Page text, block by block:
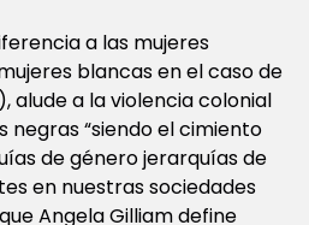
a las mujeres
blancas en el caso de
alude a la violencia colonial
negras “siendo el cimiento
de género jerarquías de
en nuestras sociedades
Angela Gilliam define